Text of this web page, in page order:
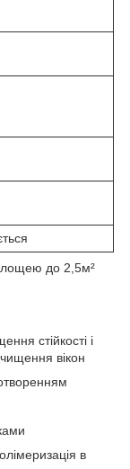
до 2,5м²
стійкості і
вікон
в